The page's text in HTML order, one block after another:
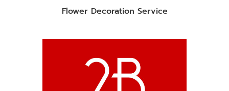
Flower Decoration Service